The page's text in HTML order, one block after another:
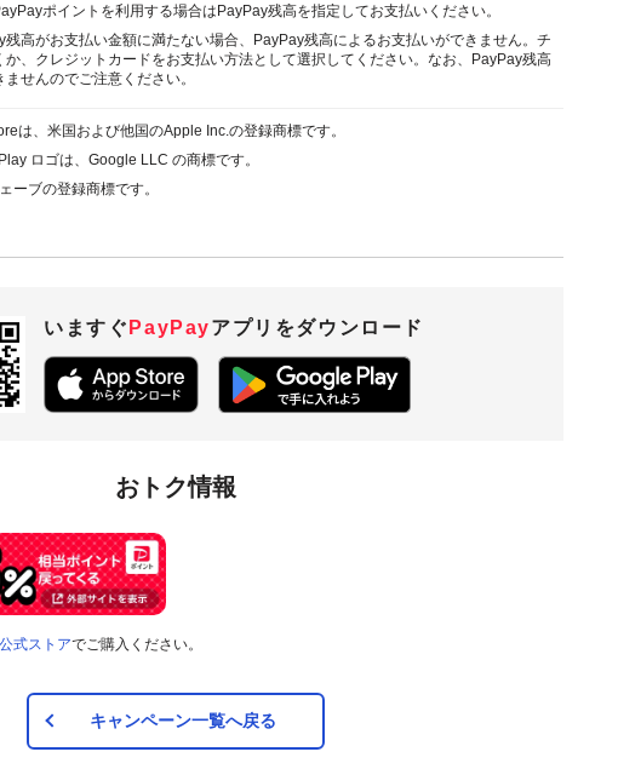
ポイントを利用する場合はPayPay残高を指定してお支払いください。
残高がお支払い金額に満たない場合、PayPay残高によるお支払いができません。チ
か、クレジットカードをお支払い方法として選択してください。なお、PayPay残高
せんのでご注意ください。
は、米国および他国のApple Inc.の登録商標です。
ロゴは、Google LLC の商標です。
ーブの登録商標です。
いますぐ PayPayアプリをダウンロード
おトク情報
式ストアでご購入ください。
キャンペーン一覧へ戻る